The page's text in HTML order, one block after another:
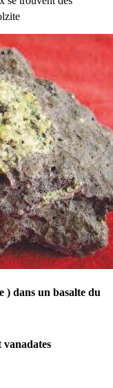
) dans un basalte du
vanadates